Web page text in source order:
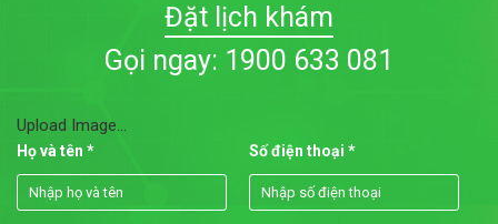
Đặt lịch khám
Gọi ngay: 1900 633 081
Upload Image...
Họ và tên * Số điện thoại *